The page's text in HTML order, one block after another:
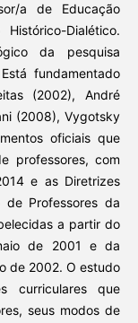
a de Educação
Dialético.
da pesquisa
fundamentado
(2002), André
(2008), Vygotsky
oficiais que
professores, com
e as Diretrizes
de Professores da
a partir do
de 2001 e da
de 2002. O estudo
curriculares que
seus modos de